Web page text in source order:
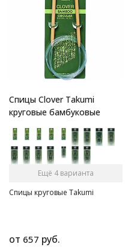
Спицы Clover Takumi
круговые бамбуковые
Ещё 4 варианта
Спицы круговые Takumi
от 657 руб.